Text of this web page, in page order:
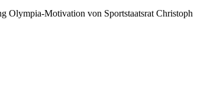
Olympia-Motivation von Sportstaatsrat Christoph